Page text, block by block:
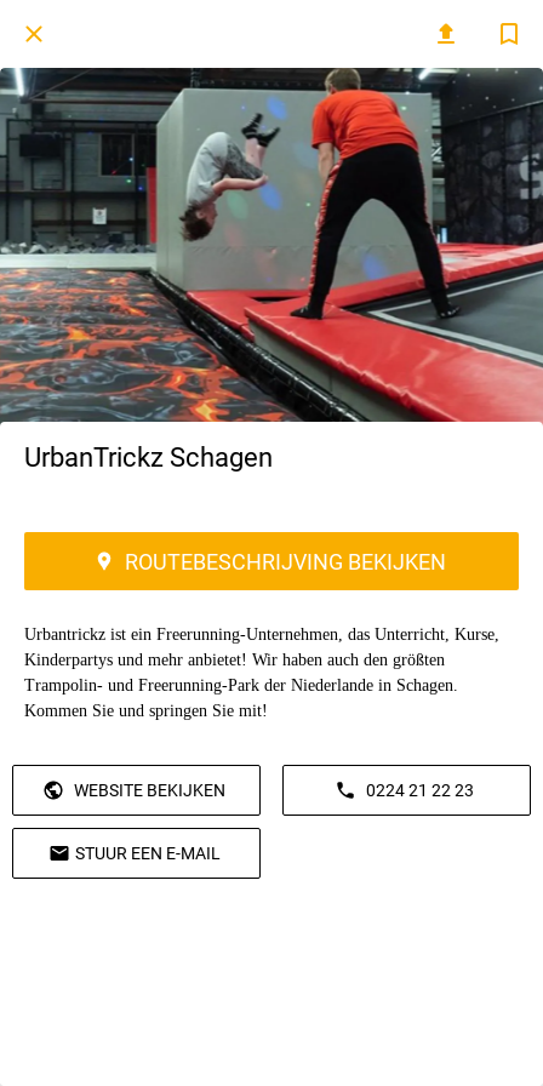
UrbanTrickz Schagen
ROUTEBESCHRIJVING BEKIJKEN
Urbantrickz ist ein Freerunning-Unternehmen, das Unterricht, Kurse,
Kinderpartys und mehr anbietet! Wir haben auch den größten
Trampolin- und Freerunning-Park der Niederlande in Schagen.
Kommen Sie und springen Sie mit!
WEBSITE BEKIJKEN 0224 21 22 23
STUUR EEN E-MAIL